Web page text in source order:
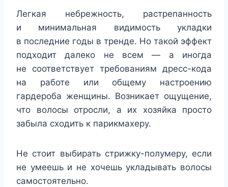
Легкая небрежность, растрепанность
и минимальная видимость укладки
в последние годы в тренде. Но такой эффект
подходит далеко не всем — а иногда
не соответствует требованиям дресс-кода
на работе или общему настроению
гардероба женщины. Возникает ощущение,
что волосы отросли, а их хозяйка просто
забыла сходить к парикмахеру.
Не стоит выбирать стрижку-полумеру, если
не умеешь и не хочешь укладывать волосы
самостоятельно.